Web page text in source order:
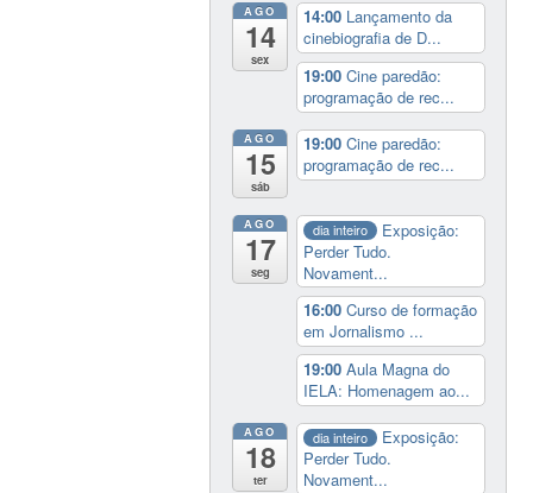
AGO
14
sex
14:00 Lançamento da
cinebiografia de D...
19:00Cine paredão:
programação de rec...
AGO
15
sáb
19:00Cine paredão:
programação de rec...
AGO
17
seg
dia inteiro
Exposição:
Perder Tudo.
Novament...
16:00Curso de formação
em Jornalismo ...
19:00Aula Magna do
IELA: Homenagem ao...
AGO
18
ter
dia inteiro
Exposição:
Perder Tudo.
Novament...